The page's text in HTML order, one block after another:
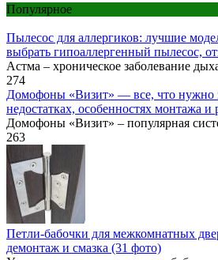
Популярное
Пылесос для аллергиков: лучшие
выбрать гипоаллергенный пылесос,
Астма – хроническое заболевание
274
Домофоны «Визит» — все, что нужно
недостатках, особенностях монтажа
Домофоны «Визит» – популярная
263
Петли-бабочки для межкомнатных
демонтаж и смазка (31 фото)